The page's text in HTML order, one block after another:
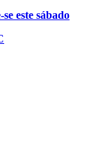
este sábado